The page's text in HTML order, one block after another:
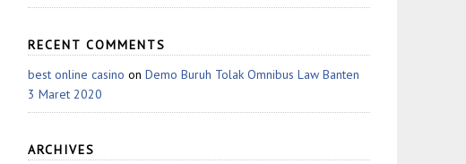
RECENT COMMENTS
best online casino onDemo Buruh Tolak Omnibus Law Banten
3 Maret 2020
ARCHIVES